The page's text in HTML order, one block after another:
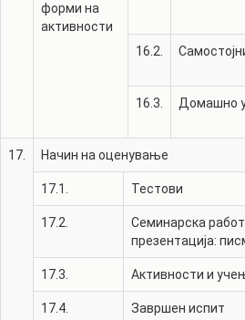
форми на
активности
16.2.
16.3. Домашно
17. Начин на оценување
17.1. Тестови
17.2.
Семинарска
презентација:
17.3. Активности и
17.4. Завршен испит